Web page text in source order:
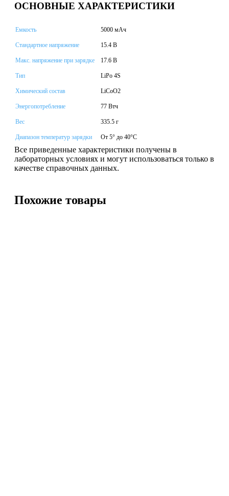
ОСНОВНЫЕ ХАРАКТЕРИСТИКИ
Емкость 5000 мАч
Стандартное напряжение 15.4 В
Макс. напряжение при зарядке 17.6 В
Тип LiPo 4S
Химический состав LiCoO2
Энергопотребление 77 Втч
Вес 335.5 г
Диапазон температур зарядки От 5° до 40°C
Все приведенные характеристики получены в
лабораторных условиях и могут использоваться только в
качестве справочных данных.
Похожие товары